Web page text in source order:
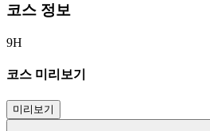
코스 정보
9H
코스 미리보기
미리보기